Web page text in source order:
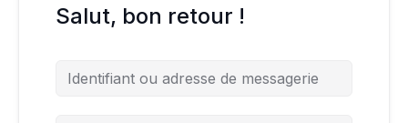
Salut, bon retour !